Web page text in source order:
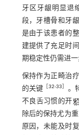
牙区牙龈明显退
段，牙槽骨和牙
是由于该患者的
建提供了充足时
期稳定性仍需进一
保持作为正畸治
的关键 ［32-33
。
不良舌习惯的开
除后的保持尤为
原因，未能及时